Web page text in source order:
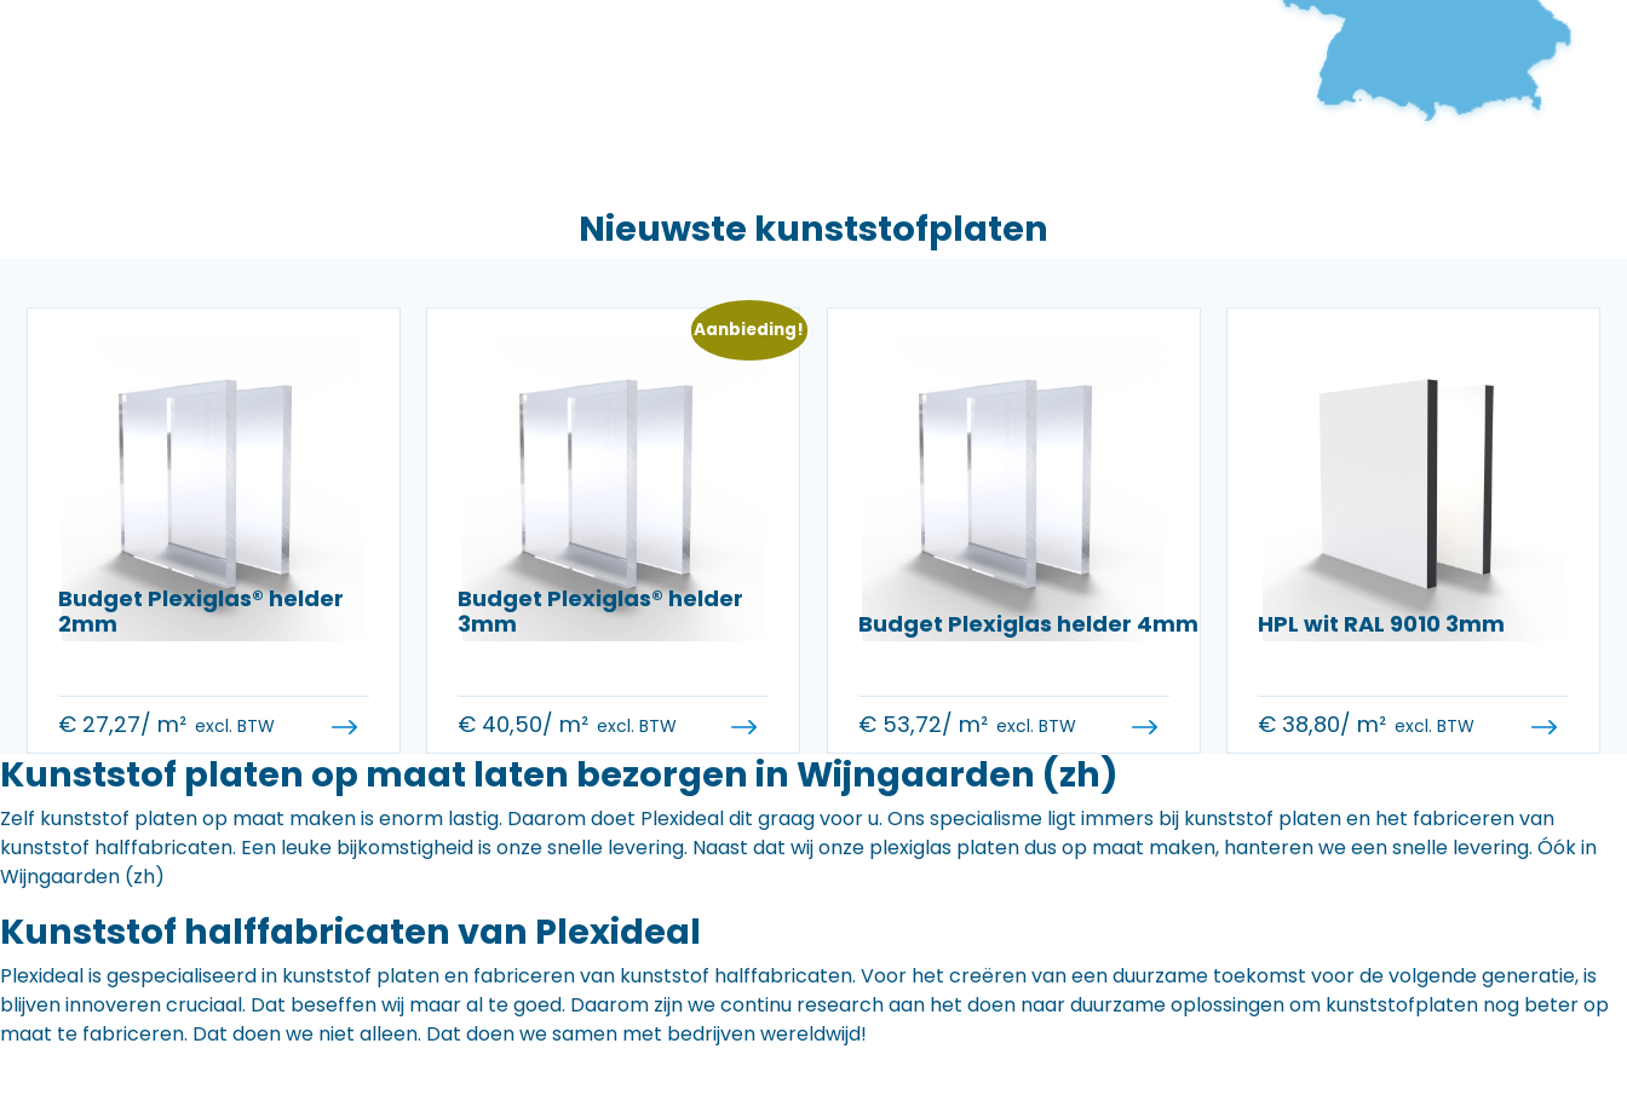
Nieuwste kunststofplaten
Budget Plexiglas® helder
2mm
€27,27/ m² excl. BTW
Aanbieding!
Budget Plexiglas® helder
3mm
€ 40,50/ m² excl. BTW
Budget Plexiglas helder 4mm
€53,72/ m² excl. BTW
HPL wit RAL 9010 3mm
€ 38,80/ m² excl. BTW
Kunststof platen op maat laten bezorgen in Wijngaarden (zh)
Zelf kunststof platen op maat maken is enorm lastig. Daarom doet Plexideal dit graag voor u. Ons specialisme ligt immers bij kunststof platen en het fabriceren van
kunststof halffabricaten. Een leuke bijkomstigheid is onze snelle levering. Naast dat wij onze plexiglas platen dus op maat maken, hanteren we een snelle levering. Óók in
Wijngaarden (zh)
Kunststof halffabricaten van Plexideal
Plexideal is gespecialiseerd in kunststof platen en fabriceren van kunststof halffabricaten. Voor het creëren van een duurzame toekomst voor de volgende generatie, is
blijven innoveren cruciaal. Dat beseffen wij maar al te goed. Daarom zijn we continu research aan het doen naar duurzame oplossingen om kunststofplaten nog beter op
maat te fabriceren. Dat doen we niet alleen. Dat doen we samen met bedrijven wereldwijd!